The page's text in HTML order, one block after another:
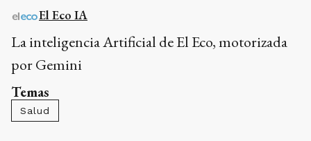
El Eco IA
La inteligencia Artificial de El Eco, motorizada
por Gemini
Temas
Salud